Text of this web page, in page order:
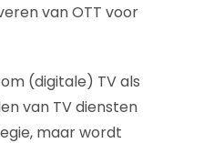
van OTT voor
(digitale) TV als
van TV diensten
maar wordt